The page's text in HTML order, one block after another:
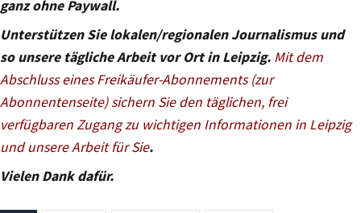
ganz ohne Paywall.
Unterstützen Sie lokalen/regionalen Journalismus und
so unsere tägliche Arbeit vor Ort in Leipzig. Mit dem
Abschluss eines Freikäufer-Abonnements (zur
Abonnentenseite) sichern Sie den täglichen, frei
verfügbaren Zugang zu wichtigen Informationen in Leipzig
und unsere Arbeit für Sie.
Vielen Dank dafür.